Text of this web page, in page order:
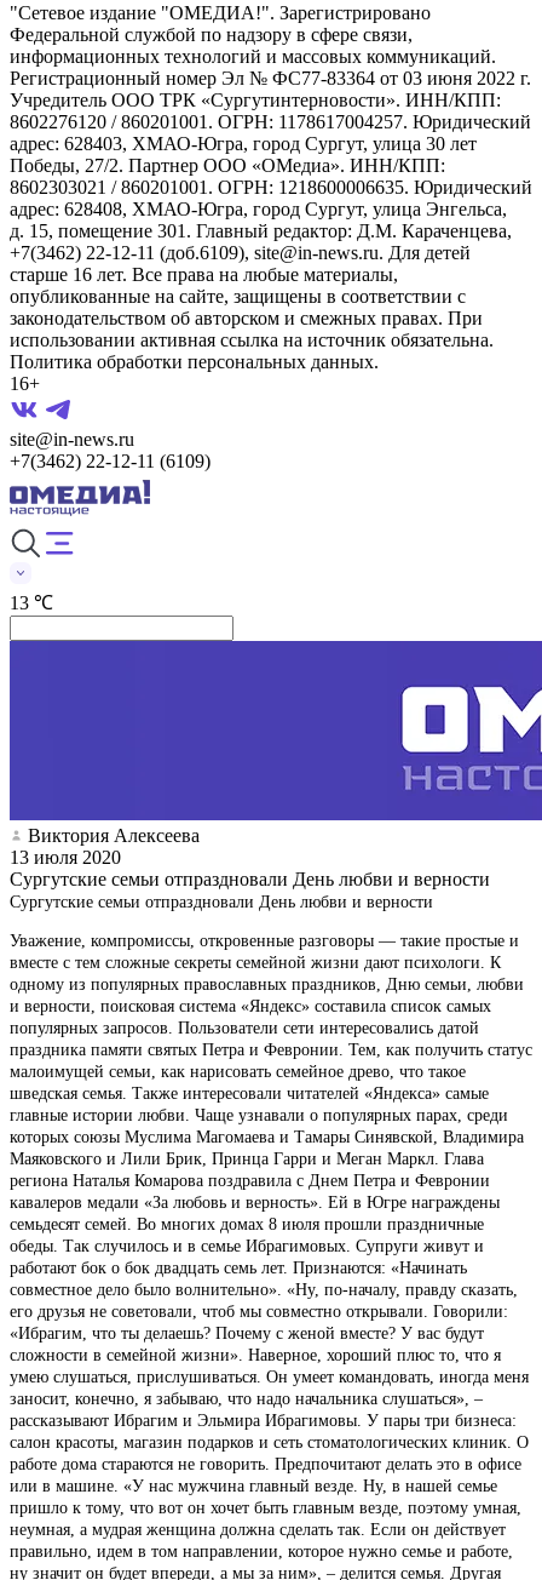
"Сетевое издание "ОМЕДИА!". Зарегистрировано
Федеральной службой по надзору в сфере связи,
информационных технологий и массовых коммуникаций.
Регистрационный номер Эл № ФС77-83364 от 03 июня 2022 г.
Учредитель ООО ТРК «Сургутинтерновости». ИНН/КПП:
8602276120 / 860201001. ОГРН: 1178617004257. Юридический
адрес: 628403, ХМАО-Югра, город Сургут, улица 30 лет
Победы, 27/2. Партнер ООО «ОМедиа». ИНН/КПП:
8602303021 / 860201001. ОГРН: 1218600006635. Юридический
адрес: 628408, ХМАО-Югра, город Сургут, улица Энгельса,
д. 15, помещение 301. Главный редактор: Д.М. Караченцева,
+7(3462) 22-12-11 (доб.6109), site@in-news.ru. Для детей
старше 16 лет. Все права на любые материалы,
опубликованные на сайте, защищены в соответствии с
законодательством об авторском и смежных правах. При
использовании активная ссылка на источник обязательна.
Политика обработки персональных данных.
16+
site@in-news.ru
+7(3462) 22-12-11 (6109)
13 ℃
Виктория Алексеева
13 июля 2020
Сургутские семьи отпраздновали День любви и верности
Сургутские семьи отпраздновали День любви и верности
Уважение, компромиссы, откровенные разговоры — такие простые и
вместе с тем сложные секреты семейной жизни дают психологи. К
одному из популярных православных праздников, Дню семьи, любви
и верности, поисковая система «Яндекс» составила список самых
популярных запросов. Пользователи сети интересовались датой
праздника памяти святых Петра и Февронии. Тем, как получить статус
малоимущей семьи, как нарисовать семейное древо, что такое
шведская семья. Также интересовали читателей «Яндекса» самые
главные истории любви. Чаще узнавали о популярных парах, среди
которых союзы Муслима Магомаева и Тамары Синявской, Владимира
Маяковского и Лили Брик, Принца Гарри и Меган Маркл. Глава
региона Наталья Комарова поздравила с Днем Петра и Февронии
кавалеров медали «За любовь и верность». Ей в Югре награждены
семьдесят семей. Во многих домах 8 июля прошли праздничные
обеды. Так случилось и в семье Ибрагимовых. Супруги живут и
работают бок о бок двадцать семь лет. Признаются: «Начинать
совместное дело было волнительно». «Ну, по-началу, правду сказать,
его друзья не советовали, чтоб мы совместно открывали. Говорили:
«Ибрагим, что ты делаешь? Почему с женой вместе? У вас будут
сложности в семейной жизни». Наверное, хороший плюс то, что я
умею слушаться, прислушиваться. Он умеет командовать, иногда меня
заносит, конечно, я забываю, что надо начальника слушаться», –
рассказывают Ибрагим и Эльмира Ибрагимовы. У пары три бизнеса:
салон красоты, магазин подарков и сеть стоматологических клиник. О
работе дома стараются не говорить. Предпочитают делать это в офисе
или в машине. «У нас мужчина главный везде. Ну, в нашей семье
пришло к тому, что вот он хочет быть главным везде, поэтому умная,
неумная, а мудрая женщина должна сделать так. Если он действует
правильно, идем в том направлении, которое нужно семье и работе,
ну значит он будет впереди, а мы за ним», – делится семья. Другая